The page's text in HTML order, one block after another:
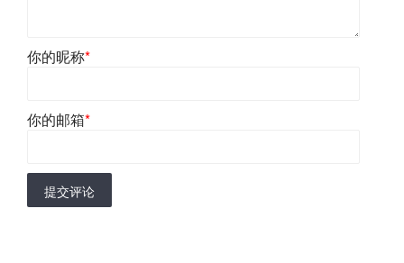
你的昵称*
你的邮箱*
提交评论